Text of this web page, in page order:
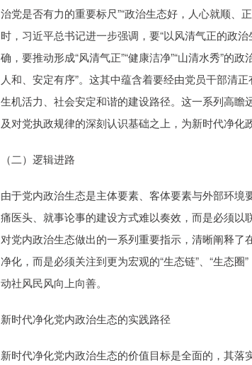
治党是否有力的重要标尺”“政治生态好，人心就顺、
时，习近平总书记进一步强调，要“以风清气正的政
确，要推动形成“风清气正”“健康洁净”“山清水秀”的
人和、安定有序”。这其中蕴含着要经由党员干部清
生机活力、社会安定和谐的建设路径。这一系列高
及对党执政规律的深刻认识基础之上，为新时代净化
（二）逻辑进路
由于党内政治生态是主体要素、客体要素与外部环
痛医头、就事论事的建设方式难以奏效，而是必须
对党内政治生态做出的一系列重要指示，清晰阐释了
净化，而是必须关注到更为宏观的“生态链”、“生态
动社风民风向上向善。
新时代净化党内政治生态的实践路径
新时代净化党内政治生态的价值目标是全面的，其